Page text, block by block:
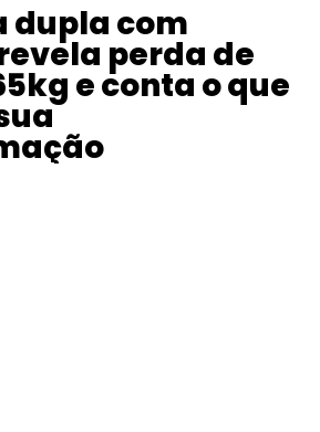
dupla com
perda de
e conta o que